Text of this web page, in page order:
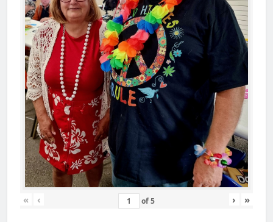
« ‹ of5 › »